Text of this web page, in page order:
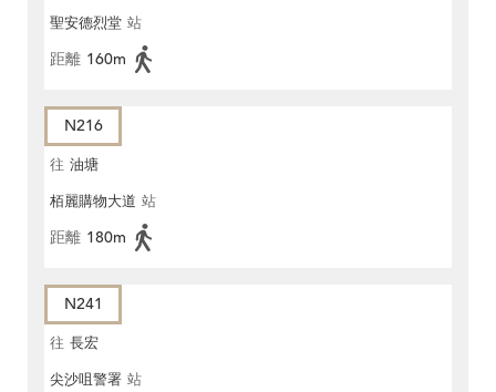
聖安德烈堂 站
距離 160m
N216
往 油塘
栢麗購物大道 站
距離 180m
N241
往 長宏
尖沙咀警署 站